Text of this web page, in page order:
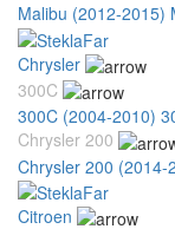
Malibu (2012-2015)
Chrysler
300C
300C (2004-2010)
Chrysler 200
Chrysler 200 (2014-
Citroen